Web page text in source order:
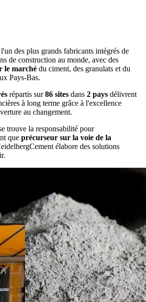
des plus grands fabricants intégrés de
de construction au monde, avec des
le marché du ciment, des granulats et du
Pays-Bas.
répartis sur86 sites dans 2 pays délivrent
à long terme grâce à l'excellence
au changement.
trouve la responsabilité pour
que précurseur sur la voie de la
élabore des solutions